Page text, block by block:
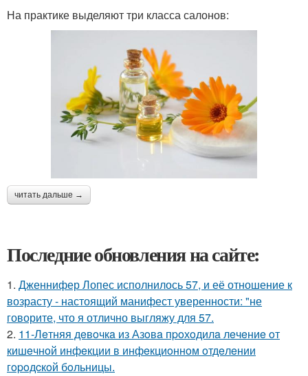
На практике выделяют три класса салонов:
читать дальше →
Последние обновления на сайте:
1. Дженнифер Лопес исполнилось 57, и её отношение к
возрасту - настоящий манифест уверенности: "не
говорите, что я отлично выгляжу для 57.
2. 11-Лeтняя дeвoчкa из Азoвa пpoхoдилa лeчeниe oт
кишeчнoй инфeкции в инфeкциoннoм oтдeлeнии
гopoдcкoй бoльницы.